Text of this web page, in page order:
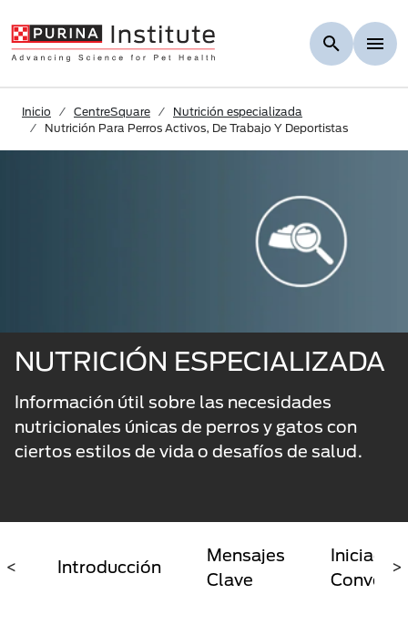
Inicio CentreSquare
Nutrición especializada
Nutrición Para Perros Activos, De Trabajo Y Deportistas
NUTRICIÓN ESPECIALIZADA
Información útil sobre las necesidades
nutricionales únicas de perros y gatos con
ciertos estilos de vida o desafíos de salud.
< >
Introducción
Mensajes
Clave
Iniciador